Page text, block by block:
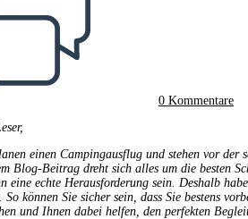
0 Kommentare
einen Campingausflug und stehen vor
Blog-Beitrag dreht sich alles um die besten
eine echte Herausforderung sein. Deshalb
So können Sie sicher sein, dass Sie bestens
und Ihnen dabei helfen, den perfekten